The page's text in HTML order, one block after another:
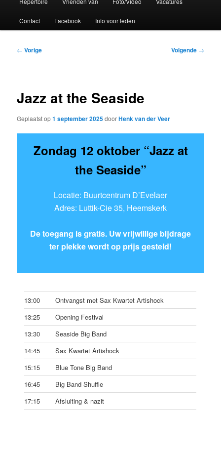
Contact Facebook Info voor leden
Bericht
← Vorige Volgende →
Jazz at the Seaside
Geplaatst op1 september 2025doorHenk van der Veer
Zondag 12 oktober “Jazz at
the Seaside”
Locatie: Buurtcentrum D’Evelaer
Adres: Luttik-Cie 35, Heemskerk
De toegang is gratis. Uw vrijwillige bijdrage
ter plekke wordt op prijs gesteld!
13:00
Ontvangst met Sax Kwartet Artishock
13:25
Opening Festival
13:30
Seaside Big Band
14:45
Sax Kwartet Artishock
15:15
Blue Tone Big Band
16:45
Big Band Shuffle
17:15
Afsluiting & nazit